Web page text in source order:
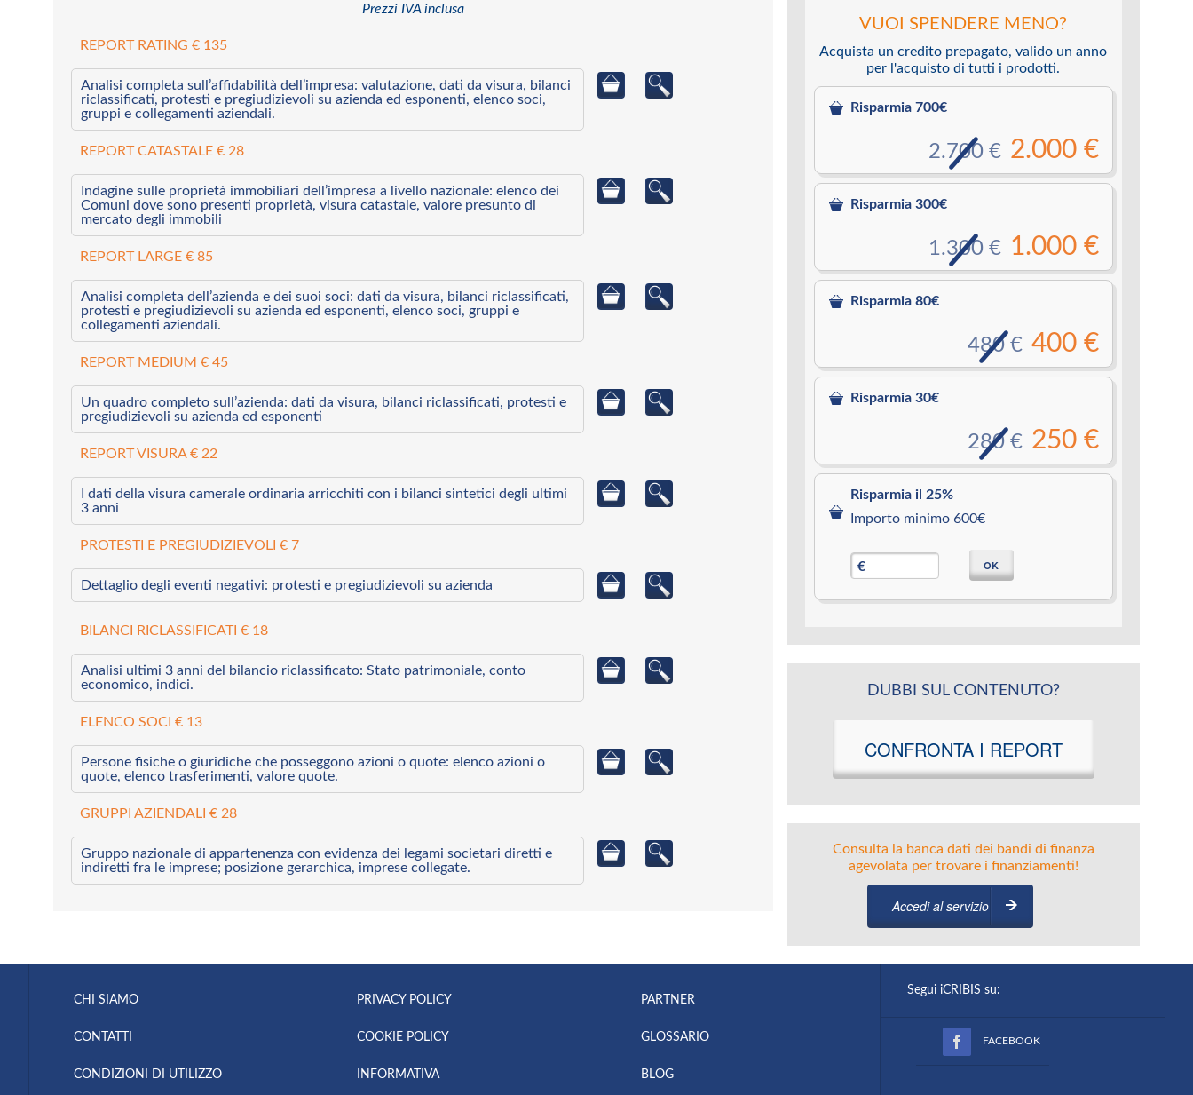
Prezzi IVA inclusa
REPORT RATING € 135
Analisi completa sull’affidabilità dell’impresa: valutazione, dati da visura, bilanci
riclassificati, protesti e pregiudizievoli su azienda ed esponenti, elenco soci,
gruppi e collegamenti aziendali.
REPORT CATASTALE € 28
Indagine sulle proprietà immobiliari dell’impresa a livello nazionale: elenco dei
Comuni dove sono presenti proprietà, visura catastale, valore presunto di
mercato degli immobili
REPORT LARGE € 85
Analisi completa dell’azienda e dei suoi soci: dati da visura, bilanci riclassificati,
protesti e pregiudizievoli su azienda ed esponenti, elenco soci, gruppi e
collegamenti aziendali.
REPORT MEDIUM € 45
Un quadro completo sull’azienda: dati da visura, bilanci riclassificati, protesti e
pregiudizievoli su azienda ed esponenti
REPORT VISURA € 22
I dati della visura camerale ordinaria arricchiti con i bilanci sintetici degli ultimi
3 anni
PROTESTI E PREGIUDIZIEVOLI € 7
Dettaglio degli eventi negativi: protesti e pregiudizievoli su azienda
BILANCI RICLASSIFICATI € 18
Analisi ultimi 3 anni del bilancio riclassificato: Stato patrimoniale, conto
economico, indici.
ELENCO SOCI € 13
Persone fisiche o giuridiche che posseggono azioni o quote: elenco azioni o
quote, elenco trasferimenti, valore quote.
GRUPPI AZIENDALI € 28
Gruppo nazionale di appartenenza con evidenza dei legami societari diretti e
indiretti fra le imprese; posizione gerarchica, imprese collegate.
VUOI SPENDERE MENO?
Acquista un credito prepagato, valido un anno
per l'acquisto di tutti i prodotti.
Risparmia 700€
2.000 €
2.700 €
Risparmia 300€
1.000 €
1.300 €
Risparmia 80€
400 €
480 €
Risparmia 30€
250 €
280 €
Risparmia il 25%
Importo minimo 600€
€ OK
DUBBI SUL CONTENUTO?
CONFRONTA I REPORT
Consulta la banca dati dei bandi di finanza
agevolata per trovare i finanziamenti!
Accedi al servizio
CHI SIAMO
CONTATTI
CONDIZIONI DI UTILIZZO
PRIVACY POLICY
COOKIE POLICY
INFORMATIVA
PARTNER
GLOSSARIO
BLOG
Segui iCRIBIS su:
FACEBOOK